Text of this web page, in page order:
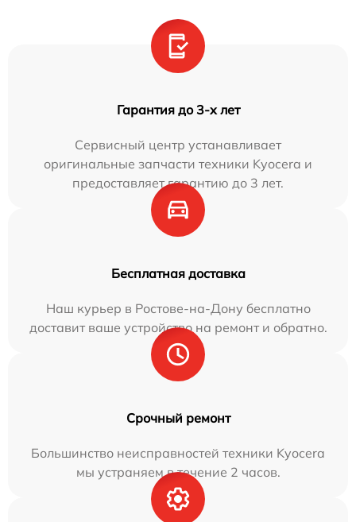
Гарантия до 3-х лет
Сервисный центр устанавливает
оригинальные запчасти техники Kyocera и
предоставляет гарантию до 3 лет.
Бесплатная доставка
Наш курьер в Ростове-на-Дону бесплатно
доставит ваше устройство на ремонт и обратно.
Срочный ремонт
Большинство неисправностей техники Kyocera
мы устраняем в течение 2 часов.